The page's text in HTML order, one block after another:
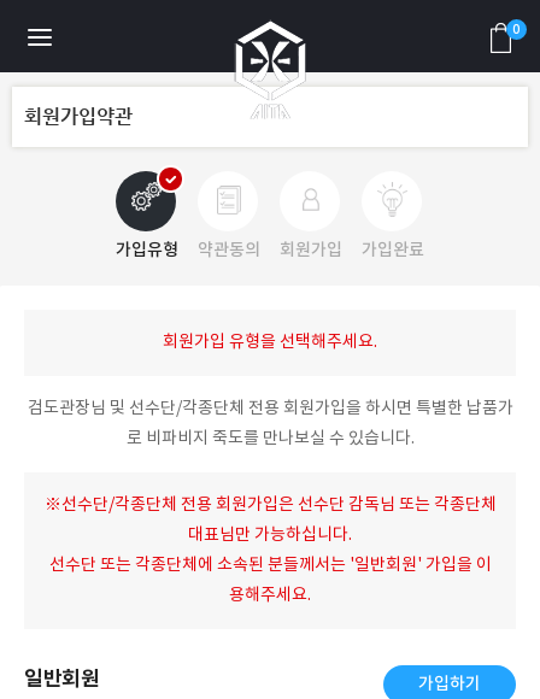
0
회원가입약관
가입유형 약관동의 회원가입 가입완료
회원가입 유형을 선택해주세요.
검도관장님 및 선수단/각종단체 전용 회원가입을 하시면 특별한 납품가
로 비파비지 죽도를 만나보실 수 있습니다.
※선수단/각종단체 전용 회원가입은 선수단 감독님 또는 각종단체
대표님만 가능하십니다.
선수단 또는 각종단체에 소속된 분들께서는 '일반회원' 가입을 이
용해주세요.
일반회원 가입하기